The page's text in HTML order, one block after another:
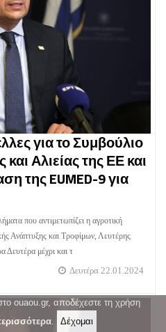
για το Συμβούλιο
Αλιείας της ΕΕ και
της EUMED-9 για
που αντιμετωπίζει η αγροτική
Ανάπτυξης και Τροφίμων, Λευτέρης
Δευτέρα μέχρι και τ
Δευτέρα 22.01.2024
ouaou.gr, αποδέχεστε τη χρήση
.